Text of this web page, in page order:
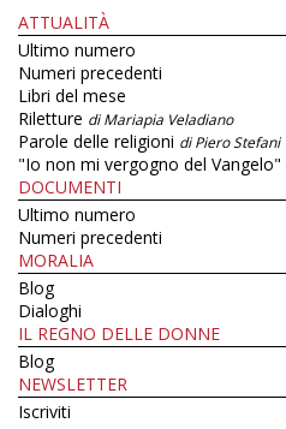
ATTUALITÀ
Ultimo numero
Numeri precedenti
Libri del mese
Riletture di Mariapia Veladiano
Parole delle religioni di Piero Stefani
"Io non mi vergogno del Vangelo"
DOCUMENTI
Ultimo numero
Numeri precedenti
MORALIA
Blog
Dialoghi
IL REGNO DELLE DONNE
Blog
NEWSLETTER
Iscriviti